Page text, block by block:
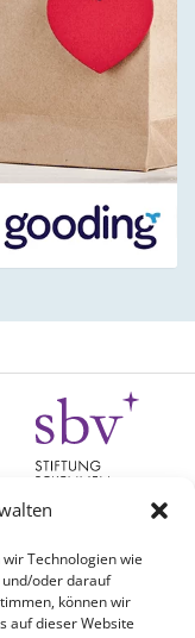
Technologien wie
oder darauf
können wir
auf dieser Website